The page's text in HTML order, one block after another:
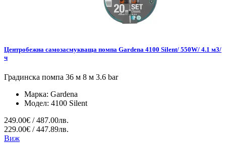
Центробежна самозасмукваща помпа Gardena 4100 Silent/ 550W/ 4.1 м3/
ч
Градинска помпа 36 м 8 м 3.6 bar
Марка: Gardena
Модел: 4100 Silent
249.00€ / 487.00лв.
229.00€ / 447.89лв.
Виж